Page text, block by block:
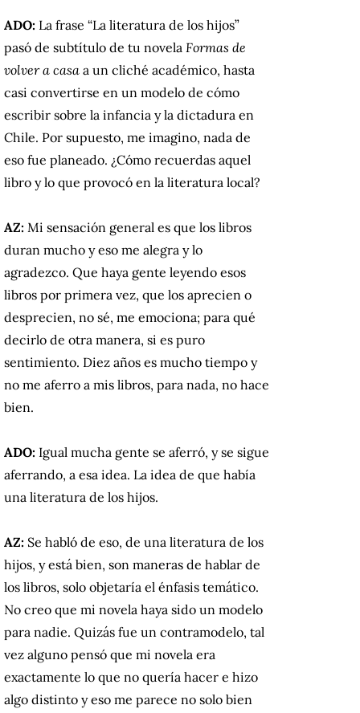
ADO: La frase “La literatura de los hijos”
pasó de subtítulo de tu novela Formas de
volver a casa a un cliché académico, hasta
casi convertirse en un modelo de cómo
escribir sobre la infancia y la dictadura en
Chile. Por supuesto, me imagino, nada de
eso fue planeado. ¿Cómo recuerdas aquel
libro y lo que provocó en la literatura local?
AZ: Mi sensación general es que los libros
duran mucho y eso me alegra y lo
agradezco. Que haya gente leyendo esos
libros por primera vez, que los aprecien o
desprecien, no sé, me emociona; para qué
decirlo de otra manera, si es puro
sentimiento. Diez años es mucho tiempo y
no me aferro a mis libros, para nada, no hace
bien.
ADO: Igual mucha gente se aferró, y se sigue
aferrando, a esa idea. La idea de que había
una literatura de los hijos.
AZ: Se habló de eso, de una literatura de los
hijos, y está bien, son maneras de hablar de
los libros, solo objetaría el énfasis temático.
No creo que mi novela haya sido un modelo
para nadie. Quizás fue un contramodelo, tal
vez alguno pensó que mi novela era
exactamente lo que no quería hacer e hizo
algo distinto y eso me parece no solo bien